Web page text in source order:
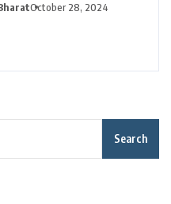
D’YAVOL event in
October 28, 2024
Search